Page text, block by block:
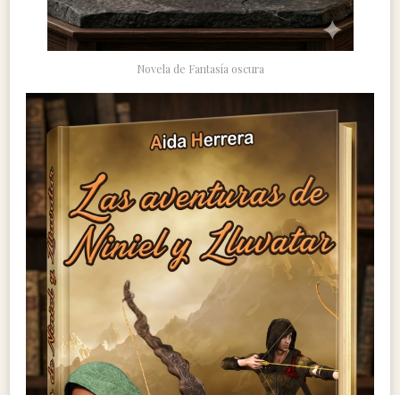
Novela de Fantasía oscura